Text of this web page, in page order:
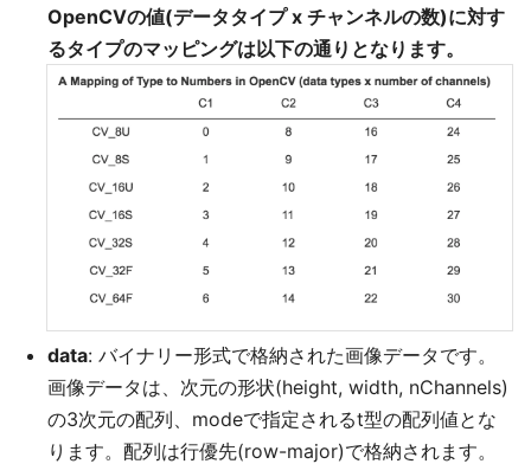
OpenCVの値(データタイプ x チャンネルの数)に対す
るタイプのマッピングは以下の通りとなります。
data: バイナリー形式で格納された画像データです。
画像データは、次元の形状(height, width, nChannels)
の3次元の配列、modeで指定されるt型の配列値とな
ります。配列は行優先(row-major)で格納されます。